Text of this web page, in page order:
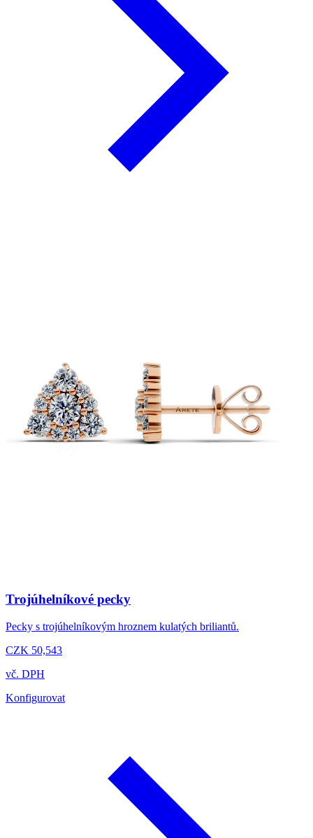
Trojúhelníkové pecky
Pecky s trojúhelníkovým hroznem kulatých briliantů.
CZK 50,543
vč. DPH
Konfigurovat